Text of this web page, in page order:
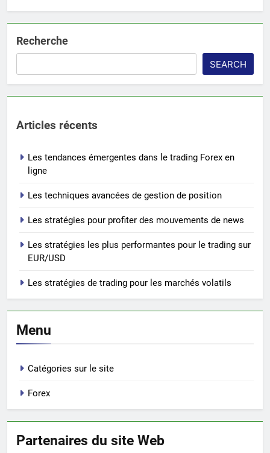
Recherche
SEARCH
Articles récents
Les tendances émergentes dans le trading Forex en
ligne
Les techniques avancées de gestion de position
Les stratégies pour profiter des mouvements de news
Les stratégies les plus performantes pour le trading sur
EUR/USD
Les stratégies de trading pour les marchés volatils
Menu
Catégories sur le site
Forex
Partenaires du site Web